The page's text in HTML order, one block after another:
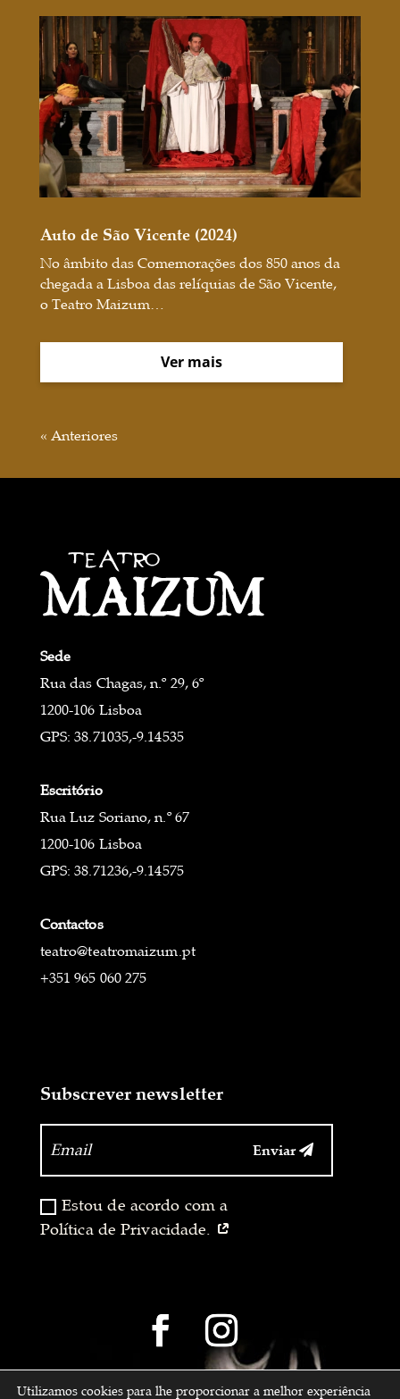
Auto de São Vicente (2024)
No âmbito das Comemorações dos 850 anos da
chegada a Lisboa das relíquias de São Vicente,
o Teatro Maizum…
Ver mais
« Anteriores
Sede
Rua das Chagas, n.º 29, 6º
1200-106 Lisboa
GPS: 38.71035,-9.14535
Escritório
Rua Luz Soriano, n.º 67
1200-106 Lisboa
GPS: 38.71236,-9.14575
Contactos
teatro@teatromaizum.pt
+351 965 060 275
Subscrever newsletter
‏‏‎ ‎
Estou de acordo com a
Política de Privacidade.
Enviar
Utilizamos cookies para lhe proporcionar a melhor experiência